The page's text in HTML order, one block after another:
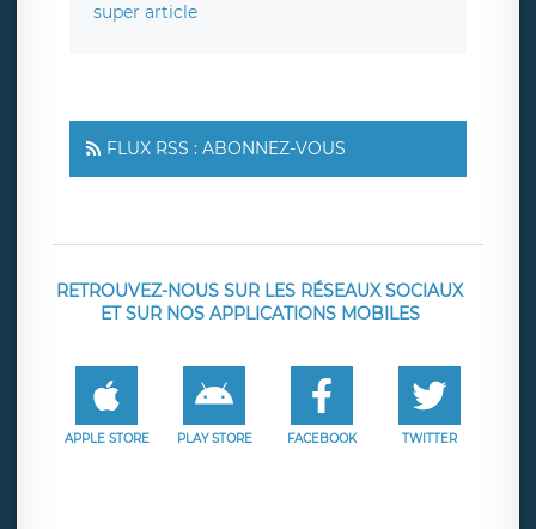
super article
FLUX RSS : ABONNEZ-VOUS
RETROUVEZ-NOUS SUR LES RÉSEAUX SOCIAUX
ET SUR NOS APPLICATIONS MOBILES
APPLE STORE PLAY STORE FACEBOOK TWITTER